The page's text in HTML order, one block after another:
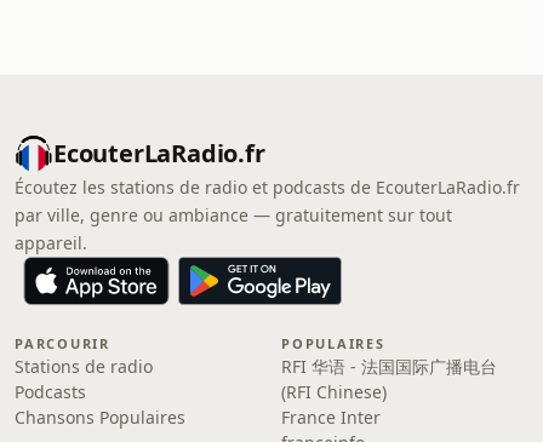
EcouterLaRadio.fr
Écoutez les stations de radio et podcasts de EcouterLaRadio.fr
par ville, genre ou ambiance — gratuitement sur tout
appareil.
PARCOURIR
Stations de radio
Podcasts
Chansons Populaires
POPULAIRES
RFI 华语 - 法国国际广播电台
(RFI Chinese)
France Inter